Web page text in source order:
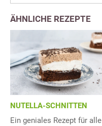
ÄHNLICHE REZEPTE
NUTELLA-SCHNITTEN
Ein geniales Rezept für alle